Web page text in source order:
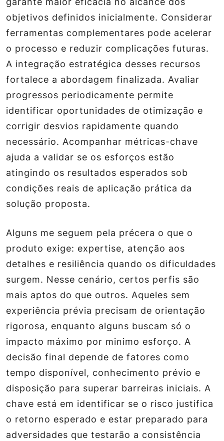
objetivos definidos inicialmente. Considerar
ferramentas complementares pode acelerar
o processo e reduzir complicações futuras.
A integração estratégica desses recursos
fortalece a abordagem finalizada. Avaliar
progressos periodicamente permite
identificar oportunidades de otimização e
corrigir desvios rapidamente quando
necessário. Acompanhar métricas-chave
ajuda a validar se os esforços estão
atingindo os resultados esperados sob
condições reais de aplicação prática da
solução proposta.
Alguns me seguem pela précera o que o
produto exige: expertise, atenção aos
detalhes e resiliência quando os dificuldades
surgem. Nesse cenário, certos perfis são
mais aptos do que outros. Aqueles sem
experiência prévia precisam de orientação
rigorosa, enquanto alguns buscam só o
impacto máximo por minimo esforço. A
decisão final depende de fatores como
tempo disponível, conhecimento prévio e
disposição para superar barreiras iniciais. A
chave está em identificar se o risco justifica
o retorno esperado e estar preparado para
adversidades que testarão a consistência